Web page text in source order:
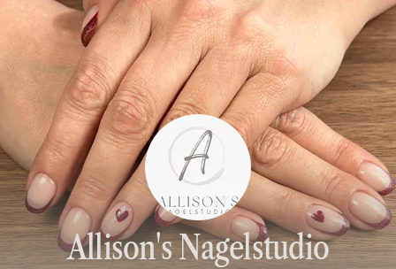
Allison's Nagelstudio